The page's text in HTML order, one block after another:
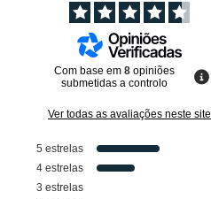
Com base em 8 opiniões
submetidas a controlo
Ver todas as avaliações neste site
5 estrelas
4 estrelas
3 estrelas